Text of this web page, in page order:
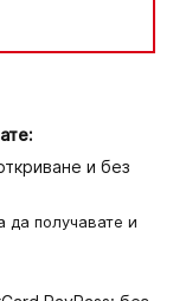
и без
да получавате и